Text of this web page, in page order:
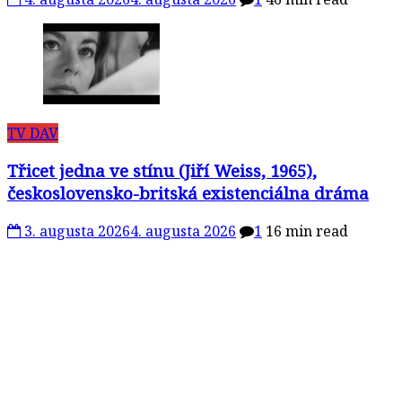
TV DAV
Třicet jedna ve stínu (Jiří Weiss, 1965),
československo-britská existenciálna dráma
3. augusta 20264. augusta 2026 1 16 min read